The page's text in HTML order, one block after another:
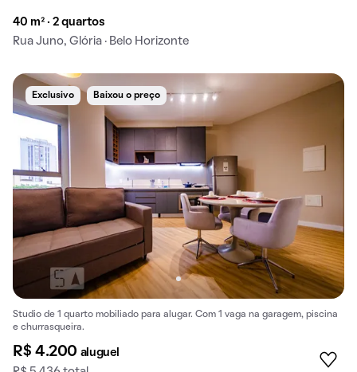
40 m² · 2 quartos
Rua Juno, Glória · Belo Horizonte
Exclusivo Baixou o preço
Studio de 1 quarto mobiliado para alugar. Com 1 vaga na garagem, piscina
e churrasqueira.
R$ 4.200 aluguel